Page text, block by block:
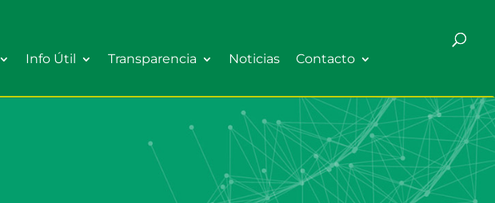
Info Útil Transparencia Noticias Contacto